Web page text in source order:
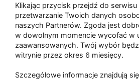
Paliwa
Raport Dodaj raport
Sport
Klikając przycisk przejdź do
przetwarzanie Twoich danych
naszych Partnerów. Zgoda jest
w dowolnym momencie wycofać w
zaawansowanych. Twój wybór
witrynie przez okres 6 miesięcy.
Szczegółowe informacje znajdują